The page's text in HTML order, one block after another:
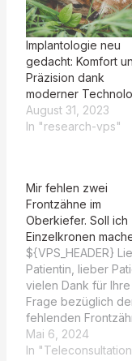
Implantologie neu
gedacht: Komfort
Präzision dank
moderner
August 31, 2023
In "research-vps"
Mir fehlen zwei
Frontzähne im
Oberkiefer. Soll ich
Einzelkronen
${VPS_HEADER}
Patientin, lieber
vielen Dank für Ihre
Frage bezüglich
fehlenden
im Oberkiefer. Es ist
verständlich, dass
Mai 6, 2024
In